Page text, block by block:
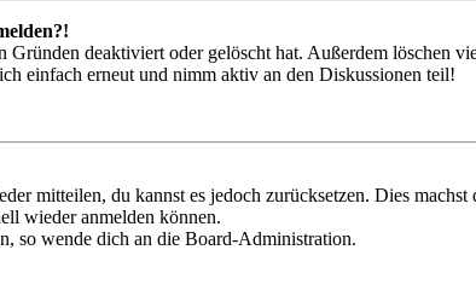
deaktiviert oder gelöscht hat. Außerdem löschen
einfach erneut und nimm aktiv an den Diskussionen teil!
mitteilen, du kannst es jedoch zurücksetzen. Dies
wieder anmelden können.
so wende dich an die Board-Administration.